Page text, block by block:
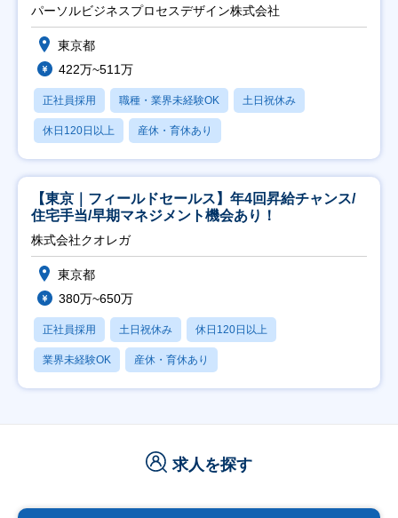
パーソルビジネスプロセスデザイン株式会社
東京都
422万~511万
正社員採用 職種・業界未経験OK 土日祝休み
休日120日以上 産休・育休あり
【東京｜フィールドセールス】年4回昇給チャンス/
住宅手当/早期マネジメント機会あり！
株式会社クオレガ
東京都
380万~650万
正社員採用 土日祝休み 休日120日以上
業界未経験OK 産休・育休あり
求人を探す